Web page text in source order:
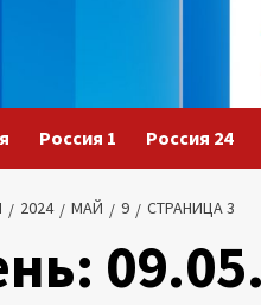
Россия 1 Россия 24
2024 МАЙ 9 СТРАНИЦА 3